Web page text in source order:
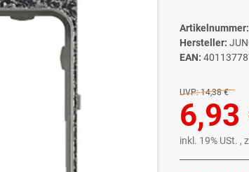
Artikelnummer:
Hersteller:
EAN:
UVP: 14,38 €
6,93
inkl. 19% USt. ,